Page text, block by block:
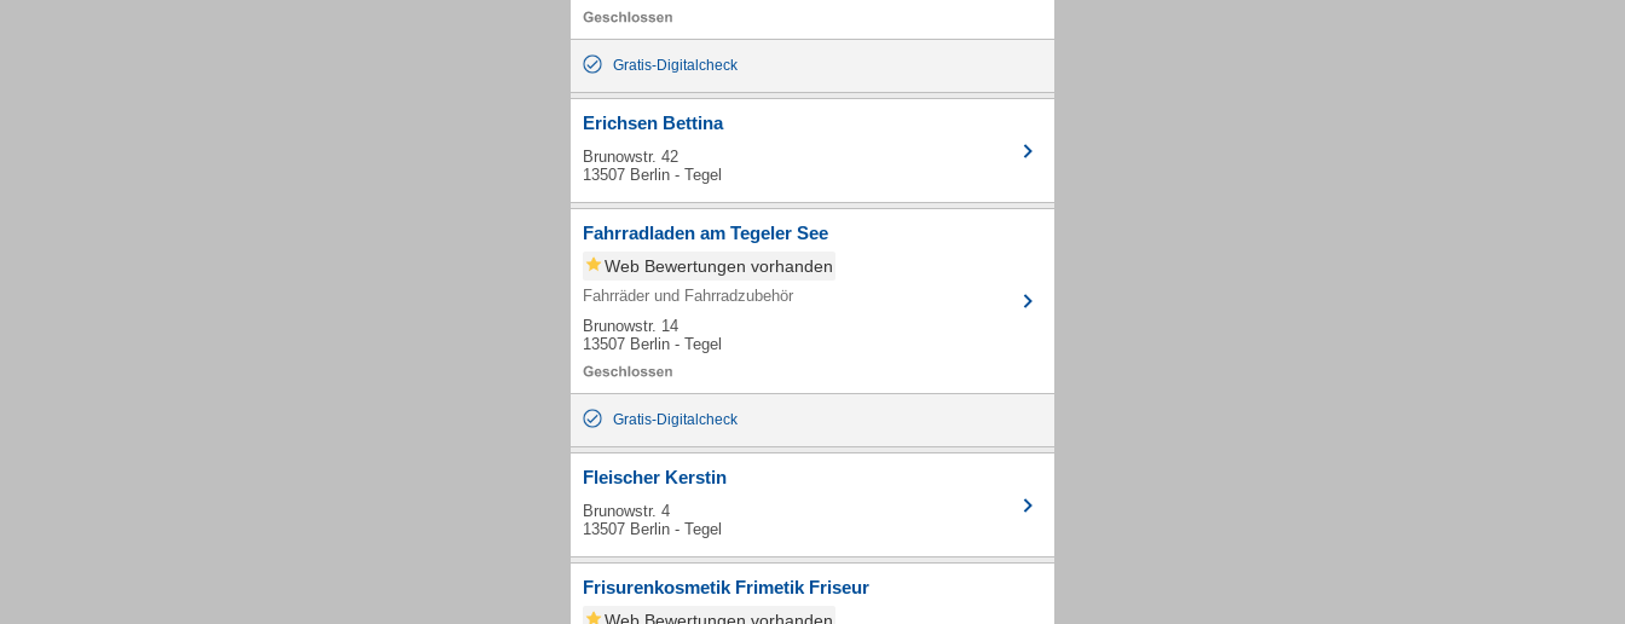
Gratis-Digitalcheck
Erichsen Bettina
Brunowstr. 42
13507 Berlin - Tegel
Fahrradladen am Tegeler See
Web Bewertungen vorhanden
Fahrräder und Fahrradzubehör
Brunowstr. 14
13507 Berlin - Tegel
Gratis-Digitalcheck
Fleischer Kerstin
Brunowstr. 4
13507 Berlin - Tegel
Frisurenkosmetik Frimetik Friseur